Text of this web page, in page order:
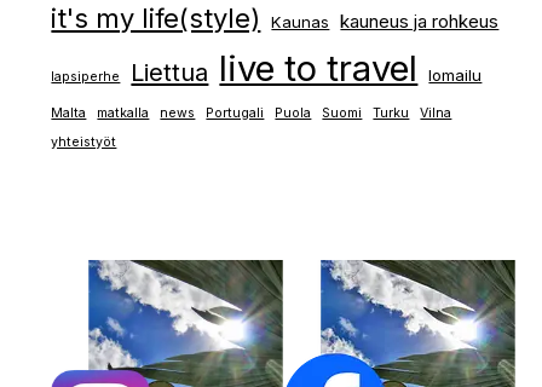
it's my life(style) Kaunas kauneus ja rohkeus
lapsiperhe Liettua live to travel lomailu
Malta matkalla news Portugali Puola Suomi Turku
Vilna
yhteistyöt